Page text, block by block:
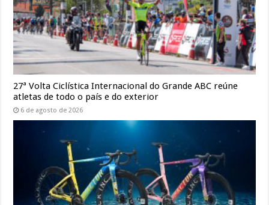
27ª Volta Ciclística Internacional do Grande ABC reúne
atletas de todo o país e do exterior
6 de agosto de 2026